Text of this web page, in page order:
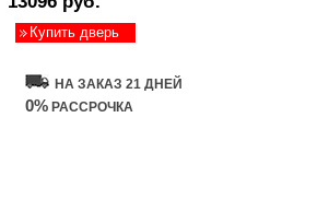
Купить дверь
НА ЗАКАЗ 21 ДНЕЙ
0% РАССРОЧКА